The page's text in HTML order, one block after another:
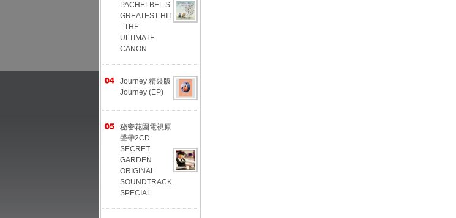
PACHELBEL S
GREATEST HIT
- THE
ULTIMATE
CANON
Journey 精裝版
Journey (EP)
秘密花園電視原
聲帶2CD
SECRET
GARDEN
ORIGINAL
SOUNDTRACK
SPECIAL